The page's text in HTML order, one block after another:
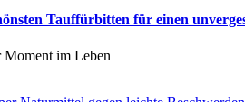
Tauffürbitten für einen
Moment im Leben